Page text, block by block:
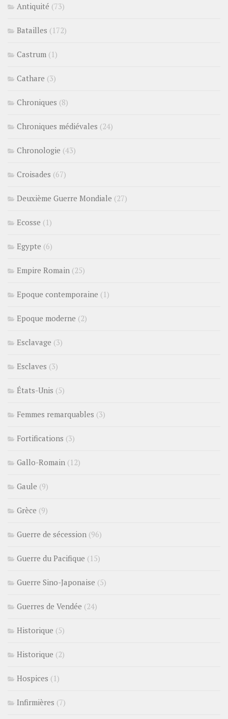
Antiquité (73)
Batailles (172)
Castrum (1)
Cathare (3)
Chroniques (8)
Chroniques médiévales (24)
Chronologie (43)
Croisades (67)
Deuxième Guerre Mondiale (27)
Ecosse (1)
Egypte (6)
Empire Romain (25)
Epoque contemporaine (1)
Epoque moderne (2)
Esclavage (3)
Esclaves (3)
États-Unis (5)
Femmes remarquables (3)
Fortifications (3)
Gallo-Romain (12)
Gaule (9)
Grèce (9)
Guerre de sécession (96)
Guerre du Pacifique (15)
Guerre Sino-Japonaise (5)
Guerres de Vendée (24)
Historique (5)
Historique (2)
Hospices (1)
Infirmières (7)